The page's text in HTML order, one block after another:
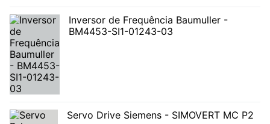
Inversor de Frequência Baumuller -
BM4453-SI1-01243-03
Servo Drive Siemens - SIMOVERT MC P2